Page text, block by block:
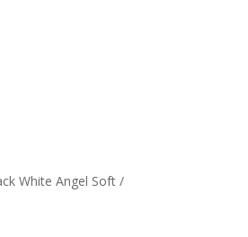
White Angel Soft /